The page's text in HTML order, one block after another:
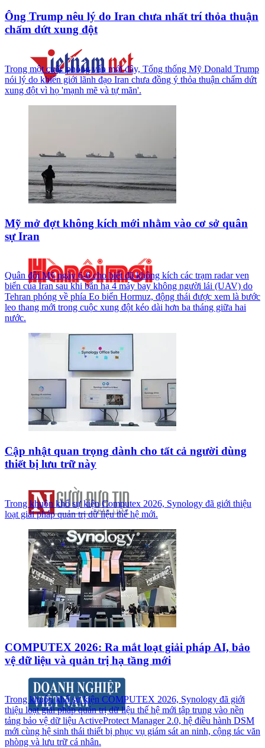
Ông Trump nêu lý do Iran chưa nhất trí thỏa thuận
chấm dứt xung đột
Trong một cuộc phỏng vấn mới đây, Tổng thống Mỹ Donald Trump
nói lý do khiến giới lãnh đạo Iran chưa đồng ý thỏa thuận chấm dứt
xung đột vì họ 'mạnh mẽ và tự mãn'.
Mỹ mở đợt không kích mới nhằm vào cơ sở quân
sự Iran
Quân đội Mỹ ngày 6-6 cho biết đã không kích các trạm radar ven
biển của Iran sau khi bắn hạ 4 máy bay không người lái (UAV) do
Tehran phóng về phía Eo biển Hormuz, động thái được xem là bước
leo thang mới trong cuộc xung đột kéo dài hơn ba tháng giữa hai
nước.
Cập nhật quan trọng dành cho tất cả người dùng
thiết bị lưu trữ này
Trong khuôn khổ sự kiện Computex 2026, Synology đã giới thiệu
loạt giải pháp quản trị dữ liệu thế hệ mới.
COMPUTEX 2026: Ra mắt loạt giải pháp AI, bảo
vệ dữ liệu và quản trị hạ tầng mới
Trong khuôn khổ sự kiện COMPUTEX 2026, Synology đã giới
thiệu loạt giải pháp quản trị dữ liệu thế hệ mới tập trung vào nền
tảng bảo vệ dữ liệu ActiveProtect Manager 2.0, hệ điều hành DSM
mới cùng hệ sinh thái thiết bị phục vụ giám sát an ninh, cộng tác văn
phòng và lưu trữ cá nhân.